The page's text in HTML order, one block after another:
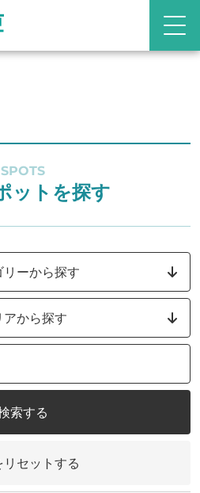
SPOTS
ットを探す
リーから探す
アから探す
索する
セットする